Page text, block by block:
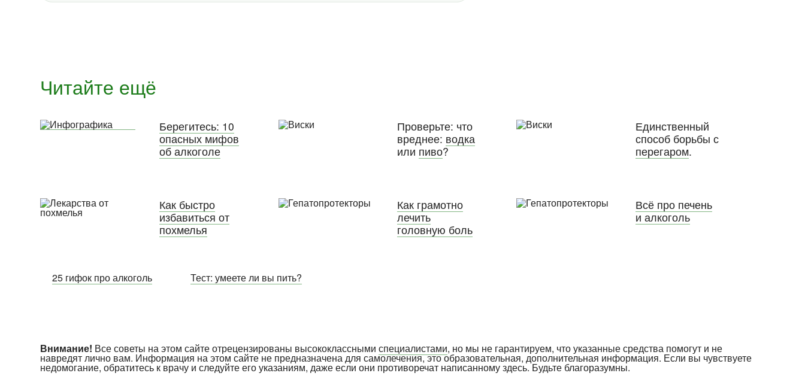
Читайте ещё
Берегитесь: 10
опасных мифов
об алкоголе
Проверьте: что
вреднее: водка
или пиво?
Единственный
способ борьбы с
перегаром.
Как быстро
избавиться от
похмелья
Как грамотно
лечить
головную боль
Всё про печень
и алкоголь
25 гифок про алкоголь Тест: умеете ли вы пить?
Внимание! Все советы на этом сайте отрецензированы высококласснымиспециалистами, но мы не гарантируем, что указанные средства помогут и не
навредят лично вам. Информация на этом сайте не предназначена для самолечения, это образовательная, дополнительная информация. Если вы чувствуете
недомогание, обратитесь к врачу и следуйте его указаниям, даже если они противоречат написанному здесь. Будьте благоразумны.